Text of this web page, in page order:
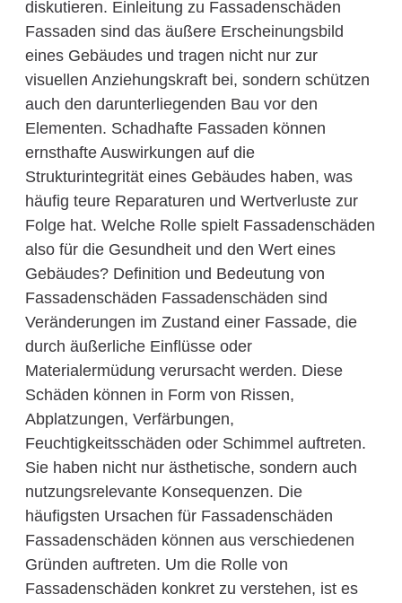
diskutieren. Einleitung zu Fassadenschäden
Fassaden sind das äußere Erscheinungsbild
eines Gebäudes und tragen nicht nur zur
visuellen Anziehungskraft bei, sondern schützen
auch den darunterliegenden Bau vor den
Elementen. Schadhafte Fassaden können
ernsthafte Auswirkungen auf die
Strukturintegrität eines Gebäudes haben, was
häufig teure Reparaturen und Wertverluste zur
Folge hat. Welche Rolle spielt Fassadenschäden
also für die Gesundheit und den Wert eines
Gebäudes? Definition und Bedeutung von
Fassadenschäden Fassadenschäden sind
Veränderungen im Zustand einer Fassade, die
durch äußerliche Einflüsse oder
Materialermüdung verursacht werden. Diese
Schäden können in Form von Rissen,
Abplatzungen, Verfärbungen,
Feuchtigkeitsschäden oder Schimmel auftreten.
Sie haben nicht nur ästhetische, sondern auch
nutzungsrelevante Konsequenzen. Die
häufigsten Ursachen für Fassadenschäden
Fassadenschäden können aus verschiedenen
Gründen auftreten. Um die Rolle von
Fassadenschäden konkret zu verstehen, ist es